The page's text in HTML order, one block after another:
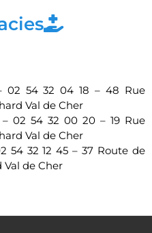
02 54 32 04 18 – 48 Rue
Val de Cher
02 54 32 00 20 – 19 Rue
Val de Cher
54 32 12 45 – 37 Route de
Val de Cher